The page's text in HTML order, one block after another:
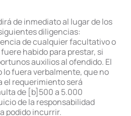
de inmediato al lugar de los
diligencias:
de cualquier facultativo o
habido para prestar, si
auxilios al ofendido. El
lo fuera verbalmente, que no
el requerimiento será
de [b]500 a 5.000
de la responsabilidad
podido incurrir.